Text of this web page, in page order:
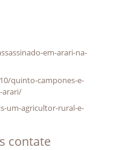
em-arari-na-
quinto-campones-e-
arari/
um-agricultor-rural-e-
contate